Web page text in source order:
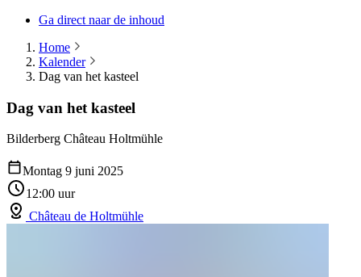
Ga direct naar de inhoud
Home
Kalender
Dag van het kasteel
Dag van het kasteel
Bilderberg Château Holtmühle
Montag 9 juni 2025
12:00 uur
Château de Holtmühle